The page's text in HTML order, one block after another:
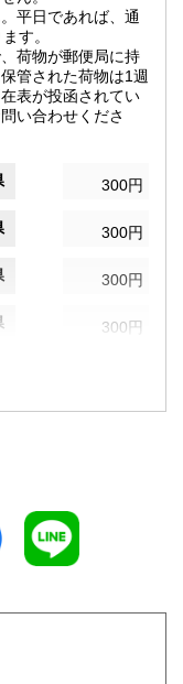
平日であれば、通
す。
荷物が郵便局に持
管された荷物は1週
表が投函されてい
い合わせくださ
300円
300円
300円
300円
300円